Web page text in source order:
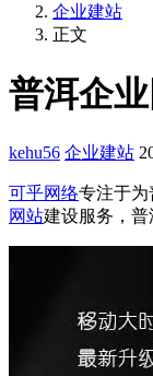
企业建站
正文
普洱企
kehu56 企业建站
可乎网络专注于为
网站建设服务，普